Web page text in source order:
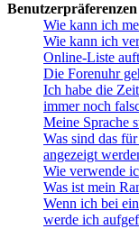
Wie kann ich
Wie kann ich
Online-Liste
Die Forenuhr
Ich habe die
immer noch
Meine Sprache
Was sind das
angezeigt
Wie verwende
Was ist mein
Wenn ich bei
werde ich